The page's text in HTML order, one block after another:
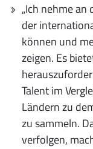
„Ich nehme
der
können und
zeigen. Es
Talent im
Ländern zu
zu sammeln.
verfolgen,